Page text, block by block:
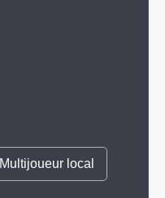
Multijoueur local